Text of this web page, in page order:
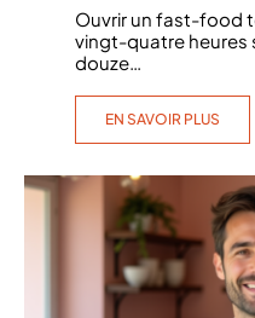
Ouvrir un fast-food
vingt-quatre heures
douze…
EN SAVOIR PLUS